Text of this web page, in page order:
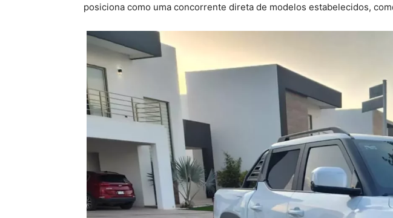
posiciona como uma concorrente direta de modelos estabelecidos,